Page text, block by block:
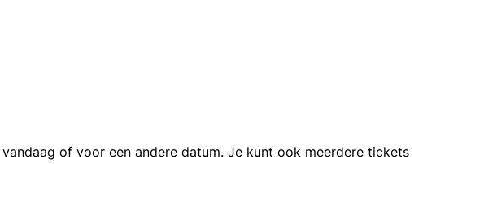
of voor een andere datum. Je kunt ook meerdere tickets